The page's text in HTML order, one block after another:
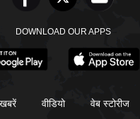
DOWNLOAD OUR APPS
खबरें वीडियो वेब स्टोरीज